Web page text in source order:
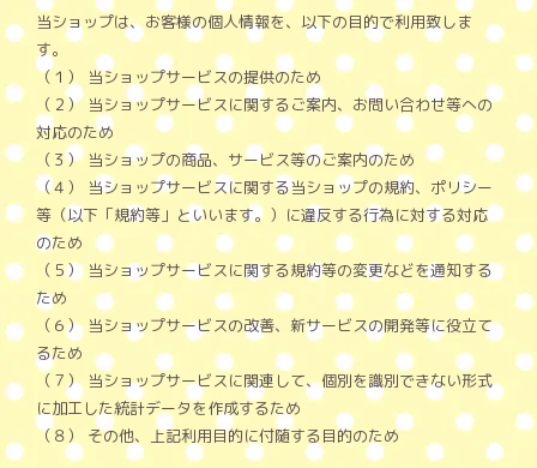
当ショップは、お客様の個人情報を、以下の目的で利用致しま
す。
（１） 当ショップサービスの提供のため
（２） 当ショップサービスに関するご案内、お問い合わせ等への
対応のため
（３） 当ショップの商品、サービス等のご案内のため
（４） 当ショップサービスに関する当ショップの規約、ポリシー
等（以下「規約等」といいます。）に違反する行為に対する対応
のため
（５） 当ショップサービスに関する規約等の変更などを通知する
ため
（６） 当ショップサービスの改善、新サービスの開発等に役立て
るため
（７） 当ショップサービスに関連して、個別を識別できない形式
に加工した統計データを作成するため
（８） その他、上記利用目的に付随する目的のため